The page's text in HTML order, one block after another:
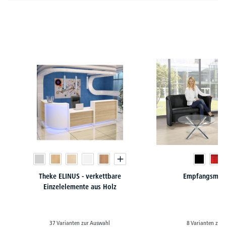
Theke ELINUS - verkettbare
Einzelelemente aus Holz
37 Varianten zur Auswahl 8 Varianten zur